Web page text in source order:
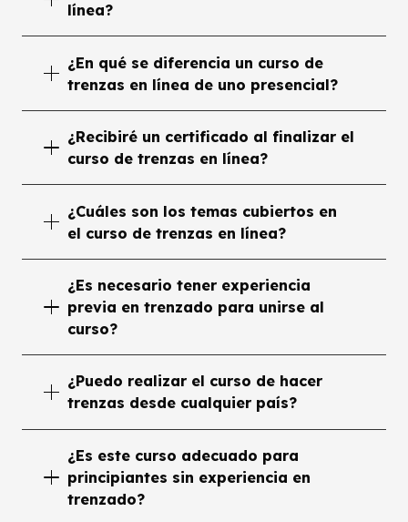
línea?
¿En qué se diferencia un curso de
trenzas en línea de uno presencial?
¿Recibiré un certificado al finalizar el
curso de trenzas en línea?
¿Cuáles son los temas cubiertos en
el curso de trenzas en línea?
¿Es necesario tener experiencia
previa en trenzado para unirse al
curso?
¿Puedo realizar el curso de hacer
trenzas desde cualquier país?
¿Es este curso adecuado para
principiantes sin experiencia en
trenzado?